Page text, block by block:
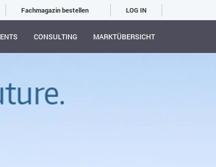
Fachmagazin bestellen LOG IN
CONSULTING MARKTÜBERSICHT